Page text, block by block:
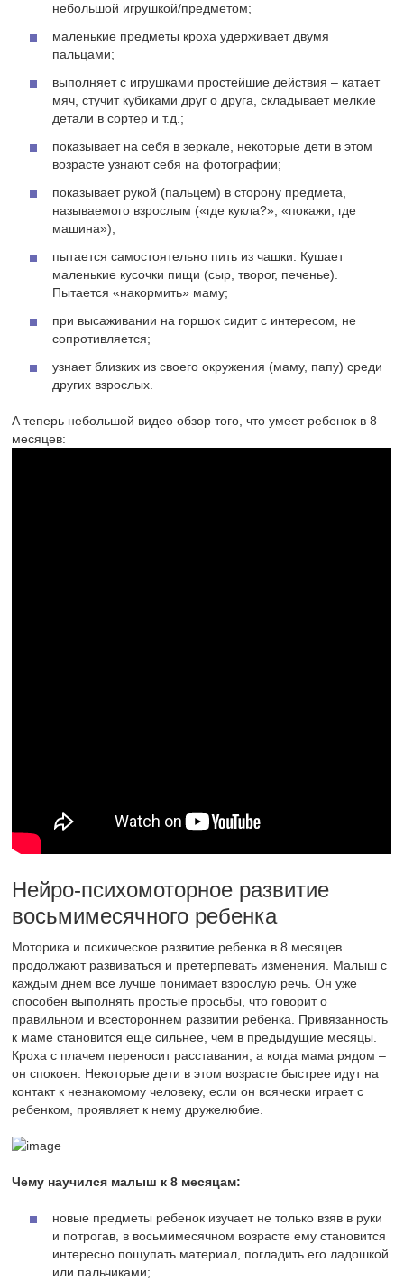
небольшой игрушкой/предметом;
маленькие предметы кроха удерживает двумя
пальцами;
выполняет с игрушками простейшие действия – катает
мяч, стучит кубиками друг о друга, складывает мелкие
детали в сортер и т.д.;
показывает на себя в зеркале, некоторые дети в этом
возрасте узнают себя на фотографии;
показывает рукой (пальцем) в сторону предмета,
называемого взрослым («где кукла?», «покажи, где
машина»);
пытается самостоятельно пить из чашки. Кушает
маленькие кусочки пищи (сыр, творог, печенье).
Пытается «накормить» маму;
при высаживании на горшок сидит с интересом, не
сопротивляется;
узнает близких из своего окружения (маму, папу) среди
других взрослых.
А теперь небольшой видео обзор того, что умеет ребенок в 8
месяцев:
Нейро-психомоторное развитие
восьмимесячного ребенка
Моторика и психическое развитие ребенка в 8 месяцев
продолжают развиваться и претерпевать изменения. Малыш с
каждым днем все лучше понимает взрослую речь. Он уже
способен выполнять простые просьбы, что говорит о
правильном и всестороннем развитии ребенка. Привязанность
к маме становится еще сильнее, чем в предыдущие месяцы.
Кроха с плачем переносит расставания, а когда мама рядом –
он спокоен. Некоторые дети в этом возрасте быстрее идут на
контакт к незнакомому человеку, если он всячески играет с
ребенком, проявляет к нему дружелюбие.
Чему научился малыш к 8 месяцам:
новые предметы ребенок изучает не только взяв в руки
и потрогав, в восьмимесячном возрасте ему становится
интересно пощупать материал, погладить его ладошкой
или пальчиками;